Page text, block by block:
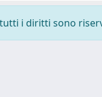
i diritti sono